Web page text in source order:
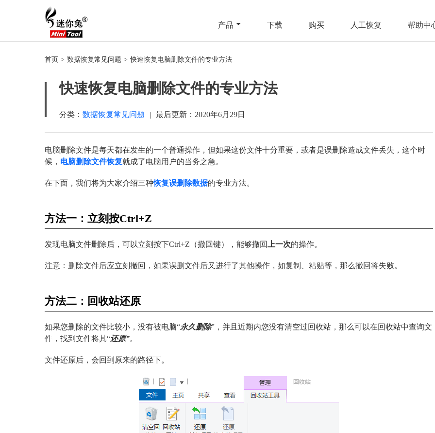
产品 下载 购买 人工恢复 帮助中
首页 > 数据恢复常见问题 > 快速恢复电脑删除文件的专业方法
快速恢复电脑删除文件的专业方法
分类： 数据恢复常见问题 | 最后更新： 2020年6月29日
电脑删除文件是每天都在发生的一个普通操作，但如果这份文件十分重要，或者是误删除造成文件丢失，这个时
候， 电脑删除文件恢复就成了电脑用户的当务之急。
在下面，我们将为大家介绍三种恢复误删除数据的专业方法。
方法一：立刻按Ctrl+Z
发现电脑文件删除后，可以立刻按下Ctrl+Z（撤回键），能够撤回 上一次的操作。
注意：删除文件后应立刻撤回，如果误删文件后又进行了其他操作，如复制、粘贴等，那么撤回将失败。
方法二：回收站还原
如果您删除的文件比较小，没有被电脑“永久删除”，并且近期内您没有清空过回收站，那么可以在回收站中查询文
件，找到文件将其“还原”。
文件还原后，会回到原来的路径下。